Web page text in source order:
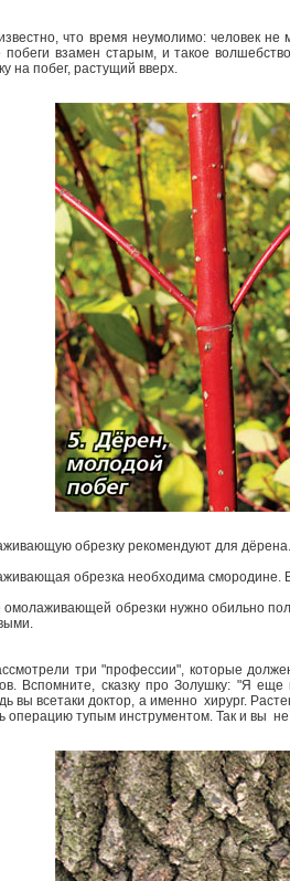
что время неумолимо: человек
побеги взамен старым, и такое
на побег, растущий вверх.
обрезку рекомендуют для
обрезка необходима смородине.
омолаживающей обрезки нужно обильно
три "профессии", которые
Вспомните, сказку про Золушку: "Я
вы все­таки доктор, а именно ­ хирург.
операцию тупым инструментом. Так и вы